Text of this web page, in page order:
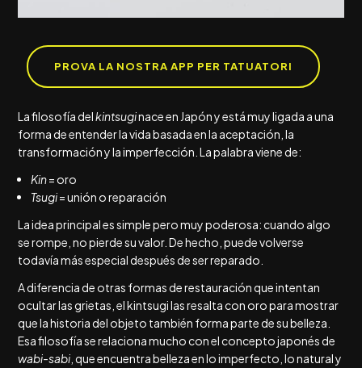
PROVA LA NOSTRA APP PER TATUATORI
La filosofía delkintsuginace en Japón y está muy ligada a una
forma de entender la vida basada en la aceptación, la
transformación y la imperfección. La palabra viene de:
Kin= oro
Tsugi= unión o reparación
La idea principal es simple pero muy poderosa: cuando algo
se rompe, no pierde su valor. De hecho, puede volverse
todavía más especial después de ser reparado.
A diferencia de otras formas de restauración que intentan
ocultar las grietas, el kintsugi las resalta con oro para mostrar
que la historia del objeto también forma parte de su belleza.
Esa filosofía se relaciona mucho con el concepto japonés de
wabi-sabi , que encuentra belleza en lo imperfecto, lo natural y